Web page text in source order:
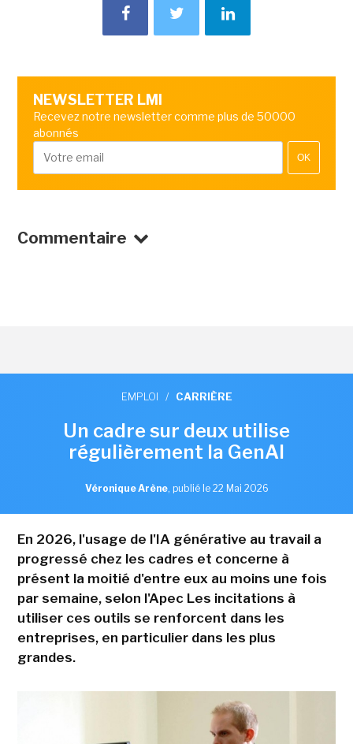
NEWSLETTER LMI
Recevez notre newsletter comme plus de 50000
abonnés
OK
Commentaire
EMPLOI / CARRIÈRE
Un cadre sur deux utilise
régulièrement la GenAI
Véronique Arène, publié le 22 Mai 2026
En 2026, l'usage de l'IA générative au travail a
progressé chez les cadres et concerne à
présent la moitié d'entre eux au moins une fois
par semaine, selon l'Apec Les incitations à
utiliser ces outils se renforcent dans les
entreprises, en particulier dans les plus
grandes.